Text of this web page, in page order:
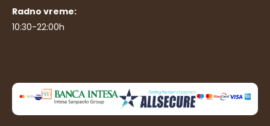
Radno vreme:
10:30-22:00h